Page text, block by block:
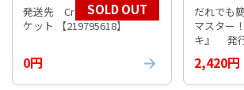
発送先 Croatia 国際エアパ
ケット 【219795618】
0円
SOLD OUT
だれでも
マスター
キ』
2,420円